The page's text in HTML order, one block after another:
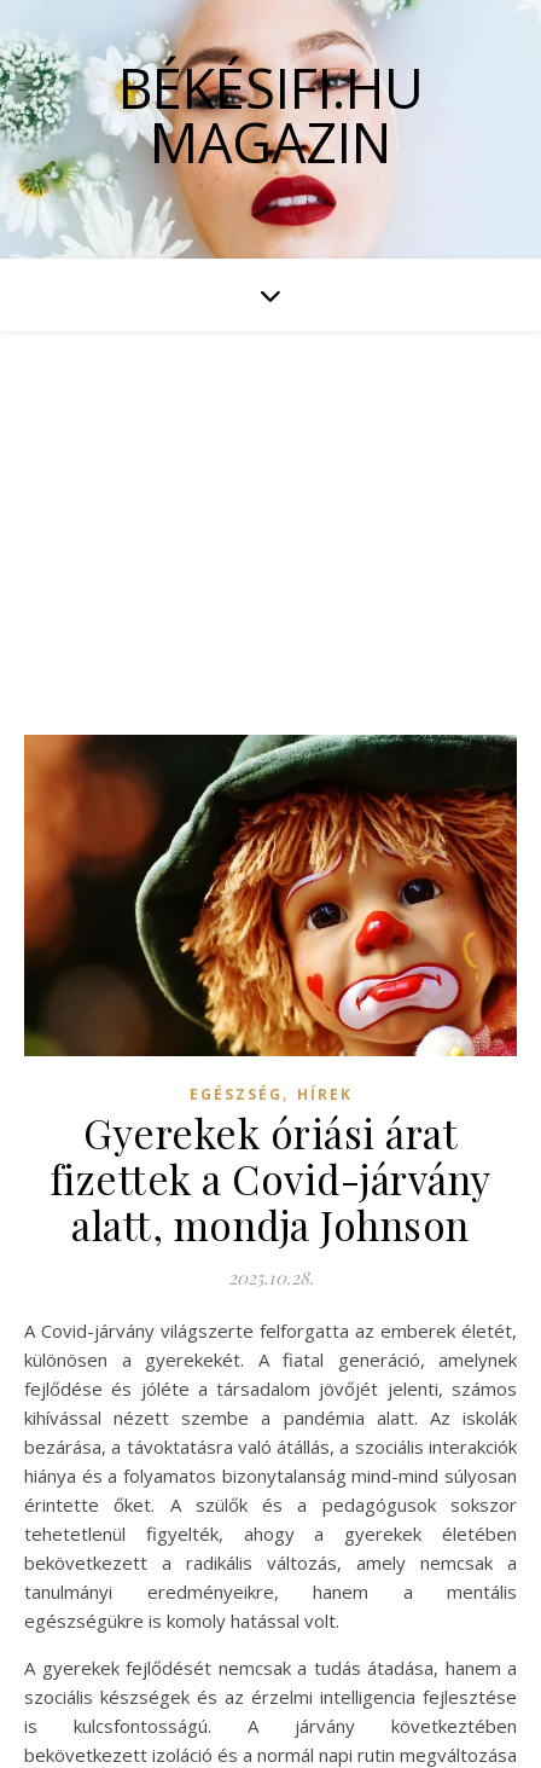
BÉKÉSIFI.HU
MAGAZIN
EGÉSZSÉG , HÍREK
Gyerekek óriási árat
fizettek a Covid-járvány
alatt, mondja Johnson
2025.10.28.
A Covid-járvány világszerte felforgatta az emberek életét,
különösen a gyerekekét. A fiatal generáció, amelynek
fejlődése és jóléte a társadalom jövőjét jelenti, számos
kihívással nézett szembe a pandémia alatt. Az iskolák
bezárása, a távoktatásra való átállás, a szociális interakciók
hiánya és a folyamatos bizonytalanság mind-mind súlyosan
érintette őket. A szülők és a pedagógusok sokszor
tehetetlenül figyelték, ahogy a gyerekek életében
bekövetkezett a radikális változás, amely nemcsak a
tanulmányi eredményeikre, hanem a mentális
egészségükre is komoly hatással volt.
A gyerekek fejlődését nemcsak a tudás átadása, hanem a
szociális készségek és az érzelmi intelligencia fejlesztése
is kulcsfontosságú. A járvány következtében
bekövetkezett izoláció és a normál napi rutin megváltozása